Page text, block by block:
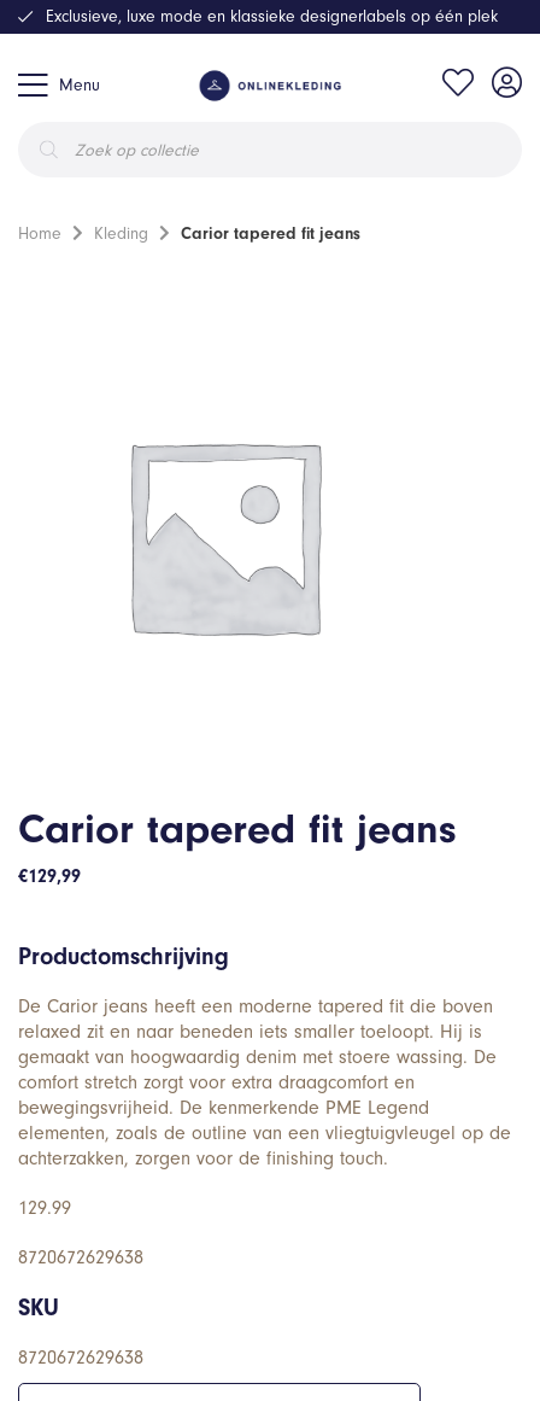
Menu
zoeken
Exclusieve, luxe mode en klassieke designerlabels op één plek
Home Kleding Carior tapered fit jeans
Carior tapered fit jeans
€129,99
Productomschrijving
De Carior jeans heeft een moderne tapered fit die boven
relaxed zit en naar beneden iets smaller toeloopt. Hij is
gemaakt van hoogwaardig denim met stoere wassing. De
comfort stretch zorgt voor extra draagcomfort en
bewegingsvrijheid. De kenmerkende PME Legend
elementen, zoals de outline van een vliegtuigvleugel op de
achterzakken, zorgen voor de finishing touch.
129.99
8720672629638
SKU
8720672629638